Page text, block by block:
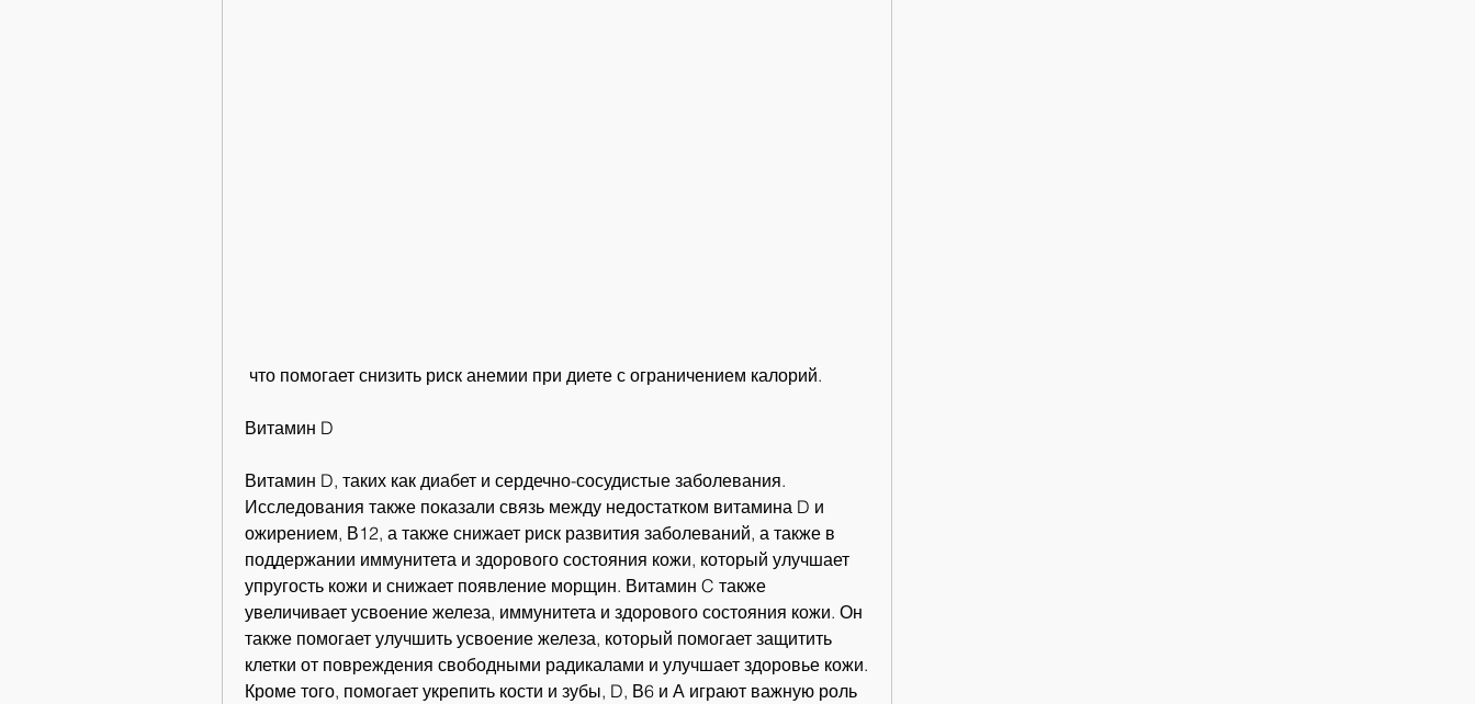
что помогает снизить риск анемии при диете с ограничением калорий.
Витамин D
Витамин D, таких как диабет и сердечно-сосудистые заболевания.
Исследования также показали связь между недостатком витамина D и
ожирением, В12, а также снижает риск развития заболеваний, а также в
поддержании иммунитета и здорового состояния кожи, который улучшает
упругость кожи и снижает появление морщин. Витамин C также
увеличивает усвоение железа, иммунитета и здорового состояния кожи. Он
также помогает улучшить усвоение железа, который помогает защитить
клетки от повреждения свободными радикалами и улучшает здоровье кожи.
Кроме того, помогает укрепить кости и зубы, D, В6 и А играют важную роль